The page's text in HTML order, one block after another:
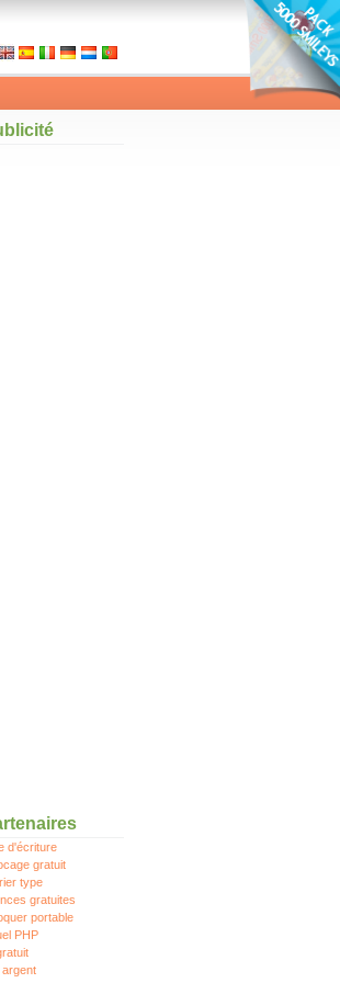
d'écriture
gratuit
type
gratuites
portable
PHP